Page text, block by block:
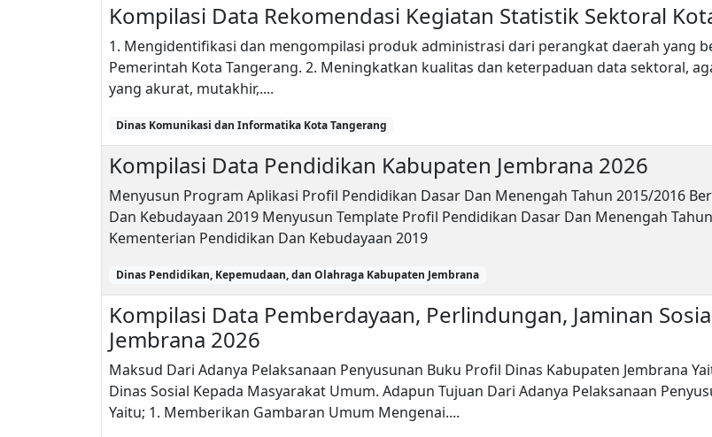
Kompilasi Data Rekomendasi Kegiatan Statistik Sektoral
1. Mengidentifikasi dan mengompilasi produk administrasi dari perangkat daerah yang
Pemerintah Kota Tangerang. 2. Meningkatkan kualitas dan keterpaduan data sektoral,
yang akurat, mutakhir,....
Dinas Komunikasi dan Informatika Kota Tangerang
Kompilasi Data Pendidikan Kabupaten Jembrana 2026
Menyusun Program Aplikasi Profil Pendidikan Dasar Dan Menengah Tahun 2015/2016
Dan Kebudayaan 2019 Menyusun Template Profil Pendidikan Dasar Dan Menengah
Kementerian Pendidikan Dan Kebudayaan 2019
Dinas Pendidikan, Kepemudaan, dan Olahraga Kabupaten Jembrana
Kompilasi Data Pemberdayaan, Perlindungan, Jaminan
Jembrana 2026
Maksud Dari Adanya Pelaksanaan Penyusunan Buku Profil Dinas Kabupaten Jembrana
Dinas Sosial Kepada Masyarakat Umum. Adapun Tujuan Dari Adanya Pelaksanaan
Yaitu; 1. Memberikan Gambaran Umum Mengenai....